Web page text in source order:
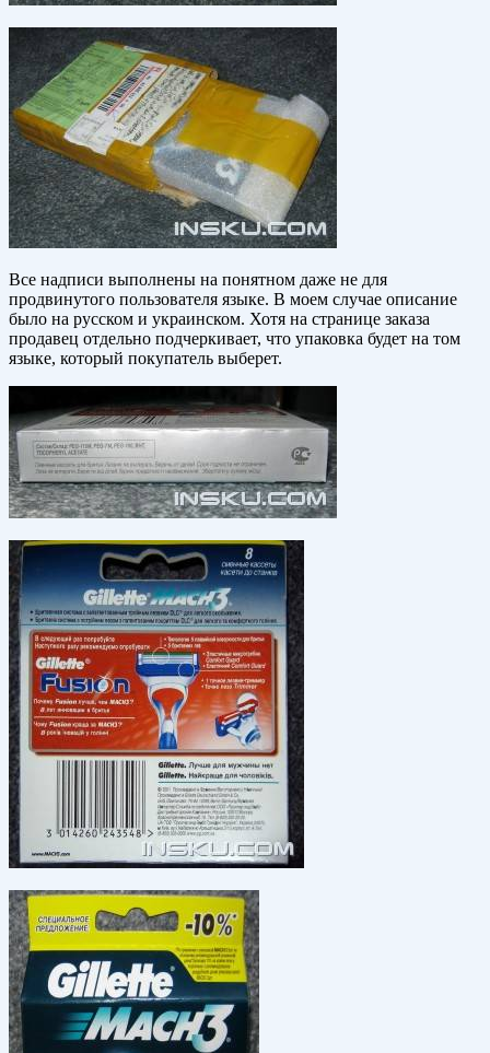
Все надписи выполнены на понятном даже не для
продвинутого пользователя языке. В моем случае описание
было на русском и украинском. Хотя на странице заказа
продавец отдельно подчеркивает, что упаковка будет на том
языке, который покупатель выберет.